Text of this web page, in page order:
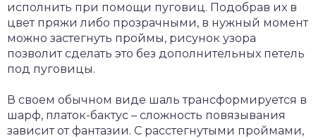
исполнить при помощи пуговиц. Подобрав их в
цвет пряжи либо прозрачными, в нужный момент
можно застегнуть проймы, рисунок узора
позволит сделать это без дополнительных петель
под пуговицы.
В своем обычном виде шаль трансформируется в
шарф, платок-бактус – сложность повязывания
зависит от фантазии. С расстегнутыми проймами,